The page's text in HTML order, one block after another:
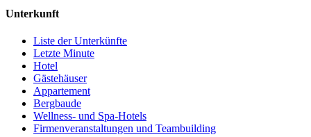
Unterkunft
Liste der Unterkünfte
Letzte Minute
Hotel
Gästehäuser
Appartement
Bergbaude
Wellness- und Spa-Hotels
Firmenveranstaltungen und Teambuilding